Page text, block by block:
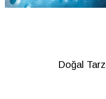
Doğal